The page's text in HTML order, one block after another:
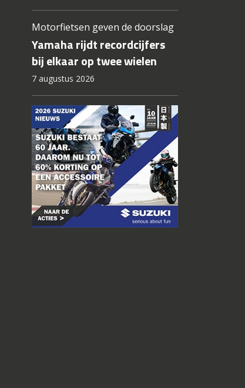
Motorfietsen geven de doorslag
Yamaha rijdt recordcijfers
bij elkaar op twee wielen
7 augustus 2026